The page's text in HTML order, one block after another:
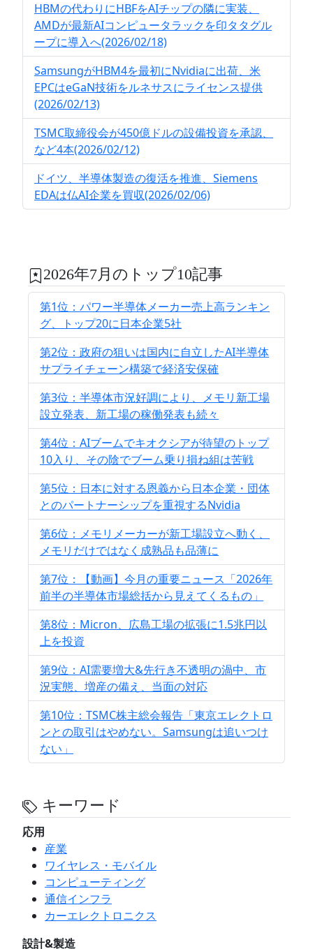
HBMの代わりにHBFをAIチップの隣に実装、
AMDが最新AIコンピュータラックを印タタグル
ープに導入へ(2026/02/18)
SamsungがHBM4を最初にNvidiaに出荷、米
EPCはeGaN技術をルネサスにライセンス提供
(2026/02/13)
TSMC取締役会が450億ドルの設備投資を承認、
など4本(2026/02/12)
ドイツ、半導体製造の復活を推進、Siemens
EDAは仏AI企業を買収(2026/02/06)
2026年7月のトップ10記事
第1位：パワー半導体メーカー売上高ランキン
グ、トップ20に日本企業5社
第2位：政府の狙いは国内に自立したAI半導体
サプライチェーン構築で経済安保確
第3位：半導体市況好調により、メモリ新工場
設立発表、新工場の稼働発表も続々
第4位：AIブームでキオクシアが待望のトップ
10入り、その陰でブーム乗り損ね組は苦戦
第5位：日本に対する恩義から日本企業・団体
とのパートナーシップを重視するNvidia
第6位：メモリメーカーが新工場設立へ動く、
メモリだけではなく成熟品も品薄に
第7位：【動画】今月の重要ニュース「2026年
前半の半導体市場総括から見えてくるもの」
第8位：Micron、広島工場の拡張に1.5兆円以
上を投資
第9位：AI需要増大&先行き不透明の渦中、市
況実態、増産の備え、当面の対応
第10位：TSMC株主総会報告「東京エレクトロ
ンとの取引はやめない。Samsungは追いつけ
ない」
キーワード
応用
産業
ワイヤレス・モバイル
コンピューティング
通信インフラ
カーエレクトロニクス
設計&製造